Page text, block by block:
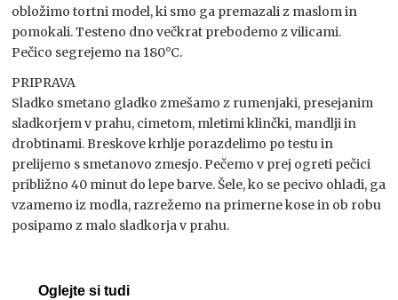
obložimo tortni model, ki smo ga premazali z maslom in
pomokali. Testeno dno večkrat prebodemo z vilicami.
Pečico segrejemo na 180°C.
PRIPRAVA
Sladko smetano gladko zmešamo z rumenjaki, presejanim
sladkorjem v prahu, cimetom, mletimi klinčki, mandlji in
drobtinami. Breskove krhlje porazdelimo po testu in
prelijemo s smetanovo zmesjo. Pečemo v prej ogreti pečici
približno 40 minut do lepe barve. Šele, ko se pecivo ohladi, ga
vzamemo iz modla, razrežemo na primerne kose in ob robu
posipamo z malo sladkorja v prahu.
Oglejte si tudi